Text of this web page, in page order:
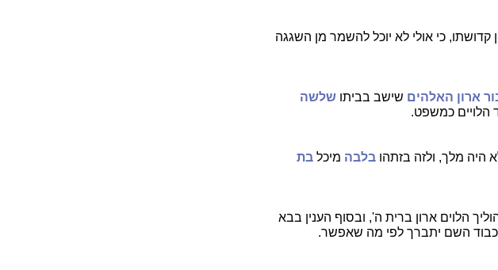
קדושתו, כי אולי לא יוכל להשמר מן השגגה
ארון האלהים שישב בביתו שלשה
הלויים כמשפט.
היה מלך, ולזה בזתהו בלבה מיכל בת
הלוים ארון ברית ה', ובסוף הענין בבא
השם יתברך לפי מה שאפשר.